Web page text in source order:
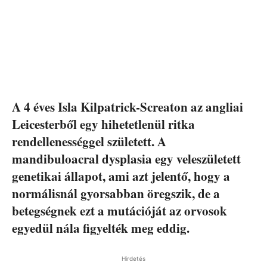
A 4 éves Isla Kilpatrick-Screaton az angliai
Leicesterből egy hihetetlenül ritka
rendellenességgel született. A
mandibuloacral dysplasia egy veleszületett
genetikai állapot, ami azt jelentő, hogy a
normálisnál gyorsabban öregszik, de a
betegségnek ezt a mutációját az orvosok
egyedül nála figyelték meg eddig.
Hirdetés